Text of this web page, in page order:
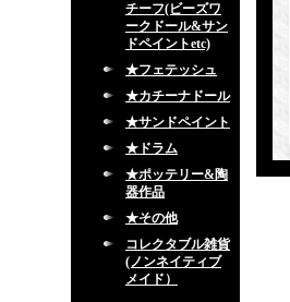
チーフ(ビーズワ
ークドール&サン
ドペイントetc)
★フェテッシュ
★カチーナドール
★サンドペイント
★ドラム
★ポッテリー&陶
器作品
★その他
コレクタブル雑貨
(ノンネイティブ
メイド）